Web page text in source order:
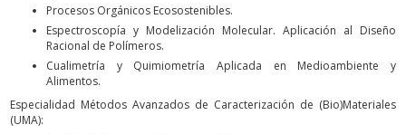
Procesos Orgánicos Ecosostenibles.
Espectroscopía y Modelización Molecular. Aplicación al Diseño
Racional de Polímeros.
Cualimetría y Quimiometría Aplicada en Medioambiente y
Alimentos.
Especialidad Métodos Avanzados de Caracterización de (Bio)Materiales
(UMA):